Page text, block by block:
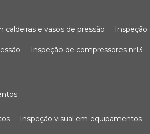
caldeiras e vasos de pressão
inspeção de compressores nr13
inspeção visual em equipamentos